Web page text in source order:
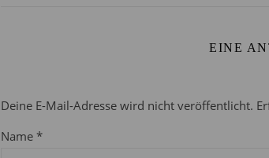
EINE
Deine E-Mail-Adresse wird nicht veröffentlicht.
Name *